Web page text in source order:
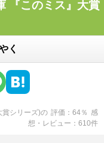
『このミス』大賞
く
シリーズ)の 評価 64％ 感
想・レビュー
610件